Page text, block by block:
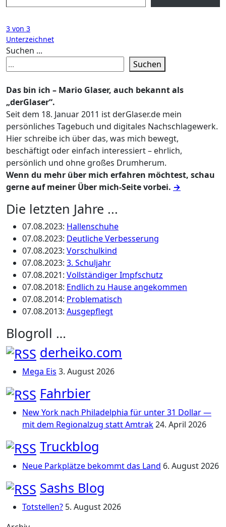
Beitragsnavigation
3 von 3
Unterzeichnet
Suchen ...
Suchen
Das bin ich – Mario Glaser, auch bekannt als
„derGlaser“.
Seit dem 18. Januar 2011 ist derGlaser.de mein
persönliches Tagebuch und digitales Nachschlagewerk.
Hier schreibe ich über das, was mich bewegt,
beschäftigt oder einfach interessiert – ehrlich,
persönlich und ohne großes Drumherum.
Wenn du mehr über mich erfahren möchtest, schau
gerne auf meiner Über mich-Seite vorbei. →
Die letzten Jahre ...
07.08.2023: Hallenschuhe
07.08.2023: Deutliche Verbesserung
07.08.2023: Vorschulkind
07.08.2023: 3. Schuljahr
07.08.2021: Vollständiger Impfschutz
07.08.2018: Endlich zu Hause angekommen
07.08.2014: Problematisch
07.08.2013: Ausgepflegt
Blogroll …
derheiko.com
Mega Eis 3. August 2026
Fahrbier
New York nach Philadelphia für unter 31 Dollar —
mit dem Regionalzug statt Amtrak24. April 2026
Truckblog
Neue Parkplätze bekommt das Land 6. August 2026
Sashs Blog
Totstellen? 5. August 2026